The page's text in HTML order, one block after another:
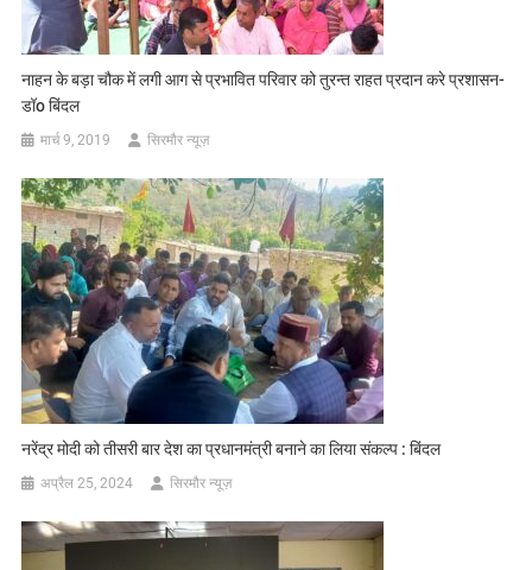
नाहन के बड़ा चौक में लगी आग से प्रभावित परिवार को तुरन्त राहत प्रदान करे प्रशासन-
डॉo बिंदल
मार्च 9, 2019 सिरमौर न्यूज़
नरेंद्र मोदी को तीसरी बार देश का प्रधानमंत्री बनाने का लिया संकल्प : बिंदल
अप्रैल 25, 2024 सिरमौर न्यूज़